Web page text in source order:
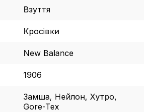
Взуття
Кросівки
New Balance
1906
Замша, Нейлон, Хутро,
Gore-Tex